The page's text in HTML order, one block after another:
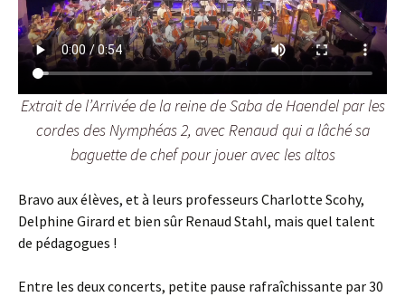
Extrait de l’Arrivée de la reine de Saba de Haendel par les
cordes des Nymphéas 2, avec Renaud qui a lâché sa
baguette de chef pour jouer avec les altos
Bravo aux élèves, et à leurs professeurs Charlotte Scohy,
Delphine Girard et bien sûr Renaud Stahl, mais quel talent
de pédagogues !
Entre les deux concerts, petite pause rafraîchissante par 30